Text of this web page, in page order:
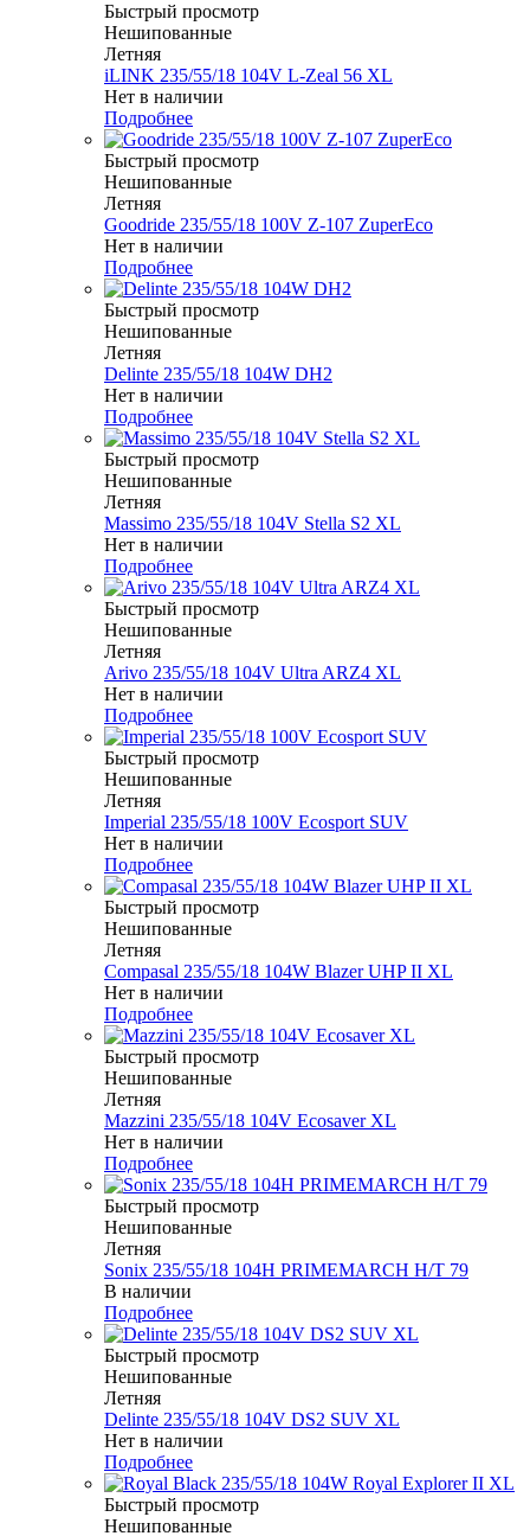
Быстрый просмотр
Нешипованные
Летняя
iLINK 235/55/18 104V L-Zeal 56 XL
Нет в наличии
Подробнее
Быстрый просмотр
Нешипованные
Летняя
Goodride 235/55/18 100V Z-107 ZuperEco
Нет в наличии
Подробнее
Быстрый просмотр
Нешипованные
Летняя
Delinte 235/55/18 104W DH2
Нет в наличии
Подробнее
Быстрый просмотр
Нешипованные
Летняя
Massimo 235/55/18 104V Stella S2 XL
Нет в наличии
Подробнее
Быстрый просмотр
Нешипованные
Летняя
Arivo 235/55/18 104V Ultra ARZ4 XL
Нет в наличии
Подробнее
Быстрый просмотр
Нешипованные
Летняя
Imperial 235/55/18 100V Ecosport SUV
Нет в наличии
Подробнее
Быстрый просмотр
Нешипованные
Летняя
Compasal 235/55/18 104W Blazer UHP II XL
Нет в наличии
Подробнее
Быстрый просмотр
Нешипованные
Летняя
Mazzini 235/55/18 104V Ecosaver XL
Нет в наличии
Подробнее
Быстрый просмотр
Нешипованные
Летняя
Sonix 235/55/18 104H PRIMEMARCH H/T 79
В наличии
Подробнее
Быстрый просмотр
Нешипованные
Летняя
Delinte 235/55/18 104V DS2 SUV XL
Нет в наличии
Подробнее
Быстрый просмотр
Нешипованные